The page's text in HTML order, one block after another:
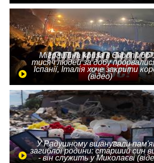
Міграційна криза в Європі: до
тисяч людей за добу
Іспанії, Італія хоче закрити
(відео)
У Радушному вшанували
загиблої родини: старший син
- він служить у Миколаєві